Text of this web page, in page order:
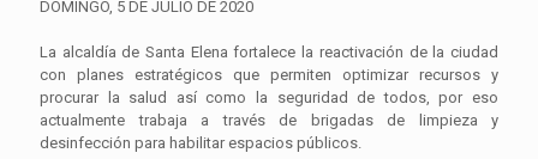
DOMINGO, 5 DE JULIO DE 2020
La alcaldía de Santa Elena fortalece la reactivación de la ciudad
con planes estratégicos que permiten optimizar recursos y
procurar la salud así como la seguridad de todos, por eso
actualmente trabaja a través de brigadas de limpieza y
desinfección para habilitar espacios públicos.